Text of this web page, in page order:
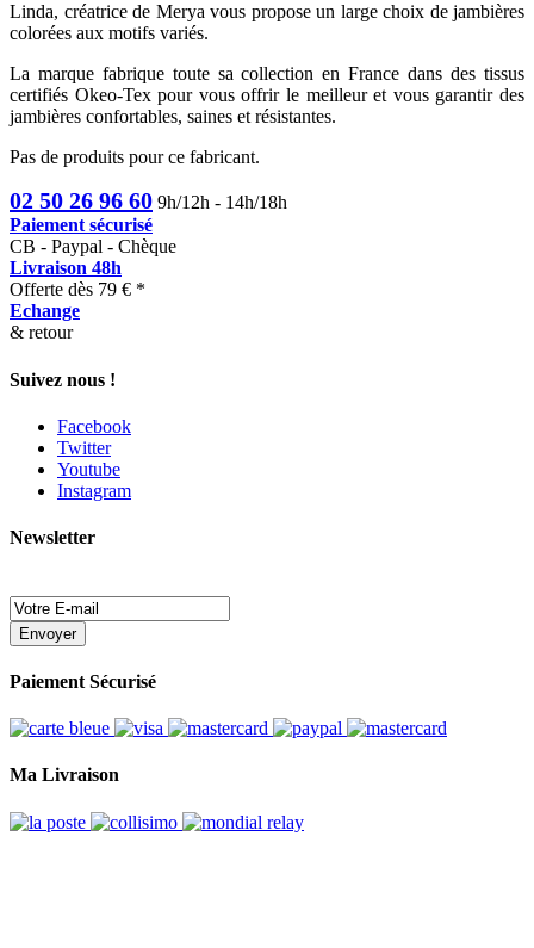
Linda, créatrice de Merya vous propose un large choix de jambières
colorées aux motifs variés.
La marque fabrique toute sa collection en France dans des tissus
certifiés Okeo-Tex pour vous offrir le meilleur et vous garantir des
jambières confortables, saines et résistantes.
Pas de produits pour ce fabricant.
02 50 26 96 60 9h/12h - 14h/18h
Paiement sécurisé
CB - Paypal - Chèque
Livraison 48h
Offerte dès 79 € *
Echange
& retour
Suivez nous !
Facebook
Twitter
Youtube
Instagram
Newsletter
Envoyer
Paiement Sécurisé
Ma Livraison